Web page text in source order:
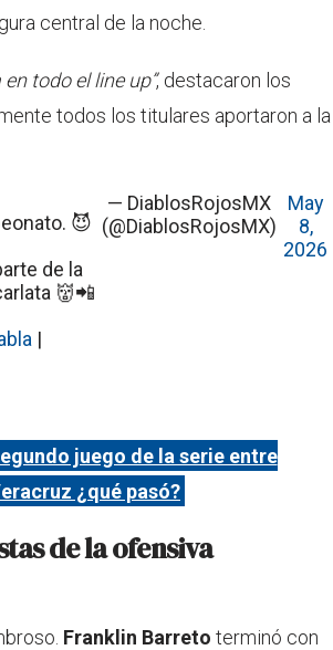
central de la noche.
todo el line up”, destacaron los
todos los titulares aportaron a la
😈
de la
👹📲
|
— DiablosRojosMX
(@DiablosRojosMX)
May
8,
2026
juego de la serie entre
¿qué pasó?
de la ofensiva
Franklin Barreto terminó con